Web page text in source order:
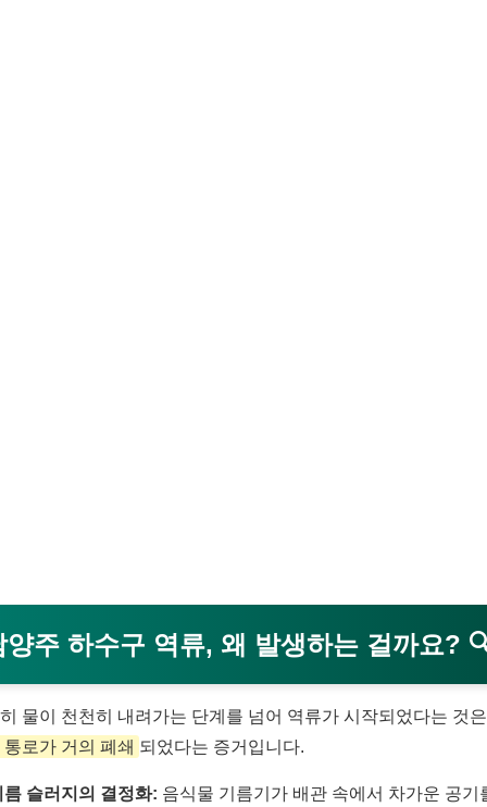
양주 하수구 역류, 왜 발생하는 걸까요?
물이 천천히 내려가는 단계를 넘어 역류가 시작되었다는 것
통로가 거의 폐쇄 되었다는 증거입니다.
름 슬러지의 결정화: 음식물 기름기가 배관 속에서 차가운 공기